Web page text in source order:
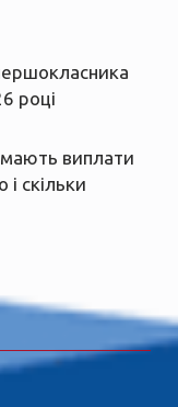
році
виплати
скільки